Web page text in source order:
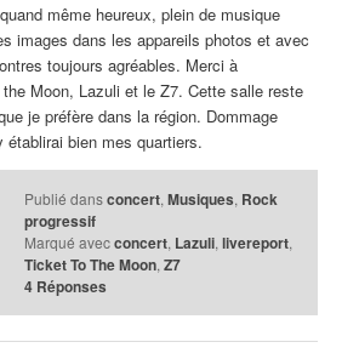
même heureux, plein de musique
images dans les appareils photos et avec
toujours agréables. Merci à
Moon, Lazuli et le Z7. Cette salle reste
je préfère dans la région. Dommage
établirai bien mes quartiers.
Publié dans concert, Musiques, Rock
progressif
Marqué avec concert, Lazuli, livereport,
Ticket To The Moon, Z7
4Réponses